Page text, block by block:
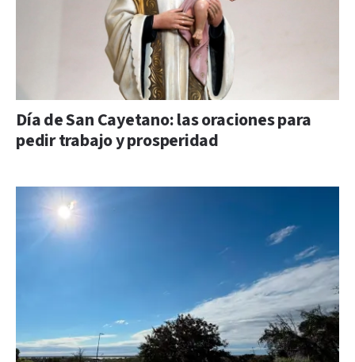
Día de San Cayetano: las oraciones para
pedir trabajo y prosperidad